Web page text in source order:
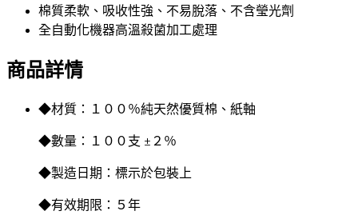
棉質柔軟、吸收性強、不易脫落、不含瑩光劑
全自動化機器高溫殺菌加工處理
商品詳情
◆材質：１００％純天然優質棉、紙軸
◆數量：１００支 ±２％
◆製造日期：標示於包裝上
◆有效期限：５年